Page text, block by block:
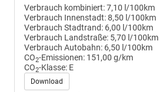
Verbrauch kombiniert:7,10 l/100km
Verbrauch Innenstadt:8,50 l/100km
Verbrauch Stadtrand: 6,00 l/100km
Verbrauch Landstraße: 5,70 l/100km
Verbrauch Autobahn: 6,50 l/100km
CO2-Emissionen: 151,00 g/km
CO2-Klasse: E
Download